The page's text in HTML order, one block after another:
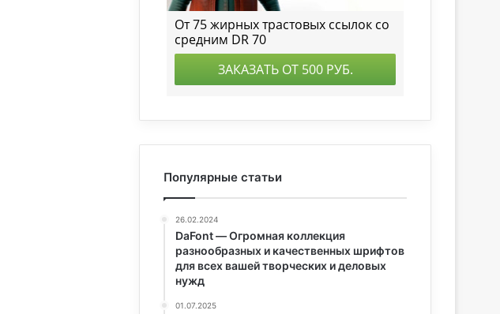
Популярные статьи
26.02.2024
DaFont — Огромная коллекция
разнообразных и качественных шрифтов
для всех вашей творческих и деловых
нужд
01.07.2025